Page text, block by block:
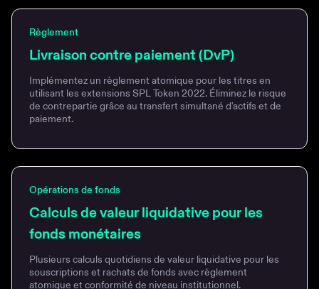
Règlement
Livraison contre paiement (DvP)
Implémentez un règlement atomique pour les titres en
utilisant les extensions SPL Token 2022. Éliminez le risque
de contrepartie grâce au transfert simultané d'actifs et de
paiement.
Opérations de fonds
Calculs de valeur liquidative pour les
fonds monétaires
Plusieurs calculs quotidiens de valeur liquidative pour les
souscriptions et rachats de fonds avec règlement
atomique et conformité de niveau institutionnel.